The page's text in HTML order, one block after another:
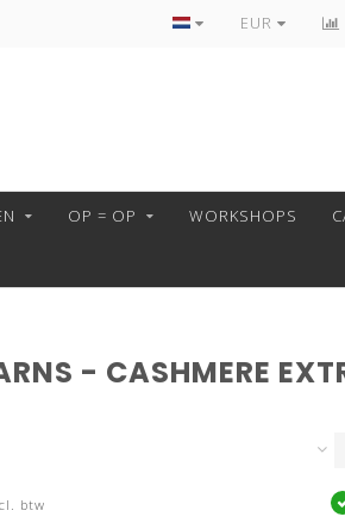
VEILIG BETALEN MET
EUR
OP = OP WORKSHOPS
- CASHMERE
btw